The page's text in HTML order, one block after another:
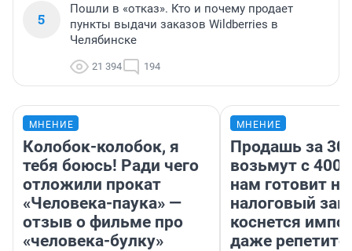
5
Пошли в «отказ». Кто и почему продает
пункты выдачи заказов Wildberries в
Челябинске
21 394 194
МНЕНИЕ
Колобок-колобок, я
тебя боюсь! Ради чего
отложили прокат
«Человека-паука» —
отзыв о фильме про
«человека-булку»
МНЕНИЕ
Продашь за
возьмут с
нам готовит
налоговый
коснется
даже